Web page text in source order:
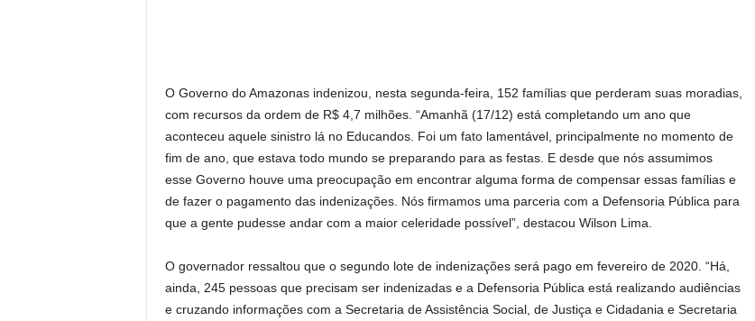
O Governo do Amazonas indenizou, nesta segunda-feira, 152 famílias que perderam suas moradias,
com recursos da ordem de R$ 4,7 milhões. “Amanhã (17/12) está completando um ano que
aconteceu aquele sinistro lá no Educandos. Foi um fato lamentável, principalmente no momento de
fim de ano, que estava todo mundo se preparando para as festas. E desde que nós assumimos
esse Governo houve uma preocupação em encontrar alguma forma de compensar essas famílias e
de fazer o pagamento das indenizações. Nós firmamos uma parceria com a Defensoria Pública para
que a gente pudesse andar com a maior celeridade possível”, destacou Wilson Lima.
O governador ressaltou que o segundo lote de indenizações será pago em fevereiro de 2020. “Há,
ainda, 245 pessoas que precisam ser indenizadas e a Defensoria Pública está realizando audiências
e cruzando informações com a Secretaria de Assistência Social, de Justiça e Cidadania e Secretaria